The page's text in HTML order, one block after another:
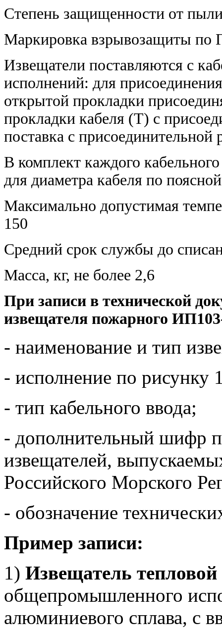
Степень защищенности от
Маркировка взрывозащиты
Извещатели поставляются с
исполнений: для
открытой прокладки
прокладки кабеля (Т) с
поставка с присоединительной
В комплект каждого
для диаметра кабеля по
Максимально допустимая
150
Средний срок службы до
Масса, кг, не более 2,6
При записи в технической
извещателя пожарного
- наименование и тип
- исполнение по рисунку
- тип кабельного ввода;
- дополнительный шифр
извещателей,
Российского Морского
- обозначение
Пример записи:
1) Извещатель
общепромышленного
алюминиевого сплава, с